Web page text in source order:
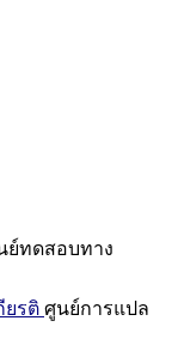
ย์ทดสอบทาง
ยรติ ศูนย์การแปล